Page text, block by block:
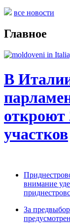
все новости
Главное
В
откроют
участков
внимание
За